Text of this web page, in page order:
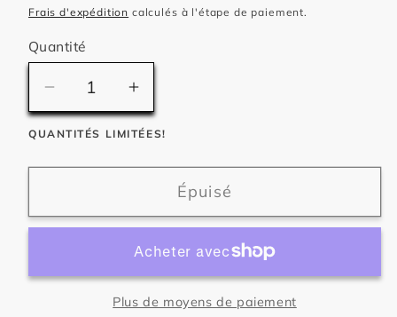
habituel promotionnel
Frais d'expédition calculés à l'étape de paiement.
Quantité
Quantité
Réduire
la
quantité
de
-
Suspension
DEL
Baldwin
Augmenter
la
quantité
de
ARTIKA
-
Suspension
à
DEL
Baldwin
QUANTITÉS LIMITÉES!
Épuisé
Plus de moyens de paiement